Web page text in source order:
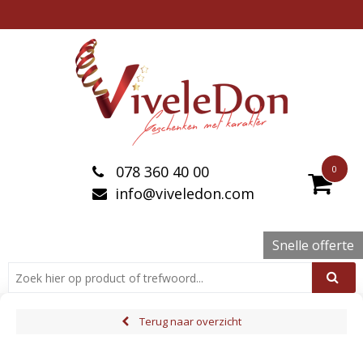
0
078 360 40 00
info@viveledon.com
Snelle offerte
Terug naar overzicht